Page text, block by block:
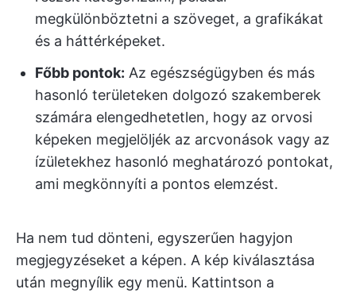
megkülönböztetni a szöveget, a grafikákat
és a háttérképeket.
Főbb pontok: Az egészségügyben és más
hasonló területeken dolgozó szakemberek
számára elengedhetetlen, hogy az orvosi
képeken megjelöljék az arcvonások vagy az
ízületekhez hasonló meghatározó pontokat,
ami megkönnyíti a pontos elemzést.
Ha nem tud dönteni, egyszerűen hagyjon
megjegyzéseket a képen. A kép kiválasztása
után megnyílik egy menü. Kattintson a